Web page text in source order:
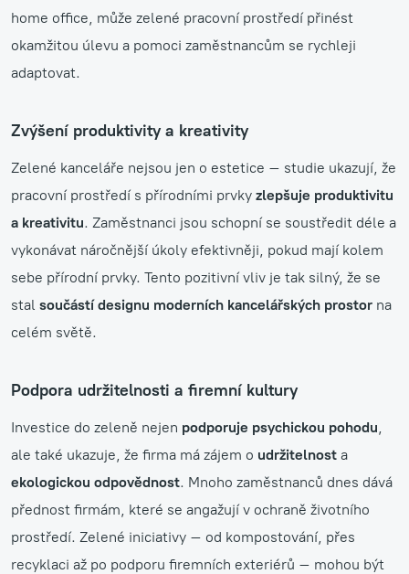
home office, může zelené pracovní prostředí přinést
okamžitou úlevu a pomoci zaměstnancům se rychleji
adaptovat.
Zvýšení produktivity a kreativity
Zelené kanceláře nejsou jen o estetice – studie ukazují, že
pracovní prostředí s přírodními prvky zlepšuje produktivitu
a kreativitu. Zaměstnanci jsou schopní se soustředit déle a
vykonávat náročnější úkoly efektivněji, pokud mají kolem
sebe přírodní prvky. Tento pozitivní vliv je tak silný, že se
stal součástí designu moderních kancelářských prostor na
celém světě.
Podpora udržitelnosti a firemní kultury
Investice do zeleně nejen podporuje psychickou pohodu
ale také ukazuje, že firma má zájem o udržitelnost a
ekologickou odpovědnost. Mnoho zaměstnanců dnes dává
přednost firmám, které se angažují v ochraně životního
prostředí. Zelené iniciativy – od kompostování, přes
recyklaci až po podporu firemních exteriérů – mohou být